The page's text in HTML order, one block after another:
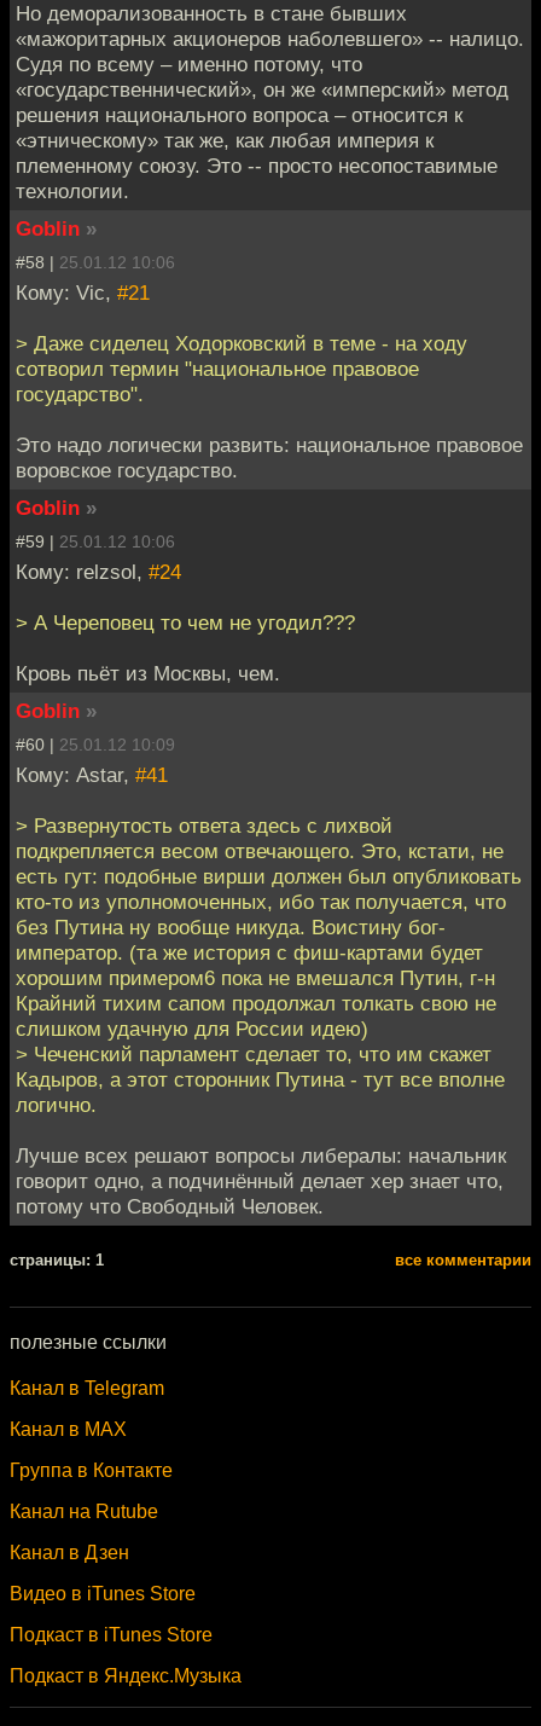
Но деморализованность в стане бывших
«мажоритарных акционеров наболевшего» -- налицо.
Судя по всему – именно потому, что
«государственнический», он же «имперский» метод
решения национального вопроса – относится к
«этническому» так же, как любая империя к
племенному союзу. Это -- просто несопоставимые
технологии.
Goblin »
#58 | 25.01.12 10:06
Кому: Vic, #21
> Даже сиделец Ходорковский в теме - на ходу
сотворил термин "национальное правовое
государство".
Это надо логически развить: национальное правовое
воровское государство.
Goblin »
#59 | 25.01.12 10:06
Кому: relzsol, #24
> А Череповец то чем не угодил???
Кровь пьёт из Москвы, чем.
Goblin »
#60 | 25.01.12 10:09
Кому: Astar, #41
> Развернутость ответа здесь с лихвой
подкрепляется весом отвечающего. Это, кстати, не
есть гут: подобные вирши должен был опубликовать
кто-то из уполномоченных, ибо так получается, что
без Путина ну вообще никуда. Воистину бог-
император. (та же история с фиш-картами будет
хорошим примером6 пока не вмешался Путин, г-н
Крайний тихим сапом продолжал толкать свою не
слишком удачную для России идею)
> Чеченский парламент сделает то, что им скажет
Кадыров, а этот сторонник Путина - тут все вполне
логично.
Лучше всех решают вопросы либералы: начальник
говорит одно, а подчинённый делает хер знает что,
потому что Свободный Человек.
cтраницы: 1 все комментарии
полезные ссылки
Канал в Telegram
Канал в MAX
Группа в Контакте
Канал на Rutube
Канал в Дзен
Видео в iTunes Store
Подкаст в iTunes Store
Подкаст в Яндекс.Музыка